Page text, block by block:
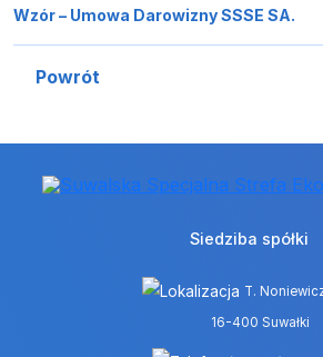
Wzór – Umowa Darowizny SSSE SA.
Powrót
Siedziba spółki
T.
16-400 Suwałki